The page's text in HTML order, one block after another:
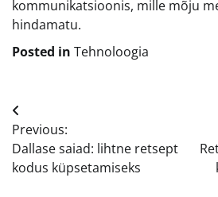
kommunikatsioonis, mille mõju
hindamatu.
Posted in Tehnoloogia
Navigeerimine
Previous:
Dallase saiad: lihtne retsept
kodus küpsetamiseks